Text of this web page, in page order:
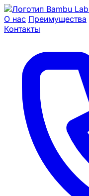
О нас Преимущества
Контакты